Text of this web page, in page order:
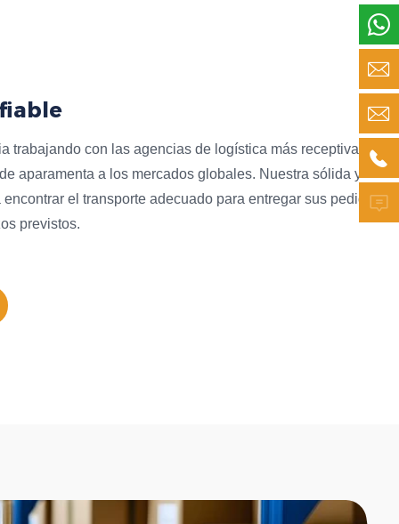
trabajando con las agencias de logística más receptivas y
aparamenta a los mercados globales. Nuestra sólida y
el transporte adecuado para entregar sus pedidos
previstos.




